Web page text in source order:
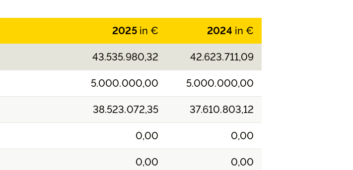
2025in € 2024 in €
43.535.980,32 42.623.711,09
5.000.000,00 5.000.000,00
38.523.072,35 37.610.803,12
0,00 0,00
0,00 0,00